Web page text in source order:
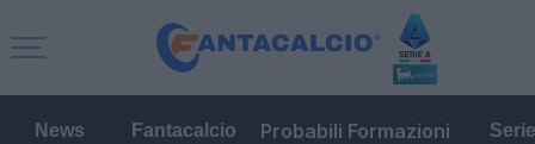
News Fantacalcio Probabili Formazioni